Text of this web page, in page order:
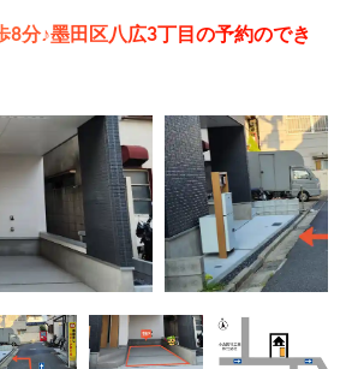
8分♪墨田区八広3丁目の予約のでき